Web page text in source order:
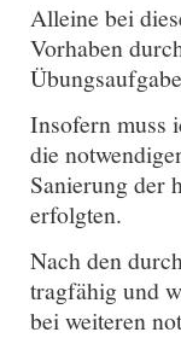
Alleine bei
Vorhaben
Insofern muss
die
Sanierung der
erfolgten.
Nach den
tragfähig und
bei weiteren